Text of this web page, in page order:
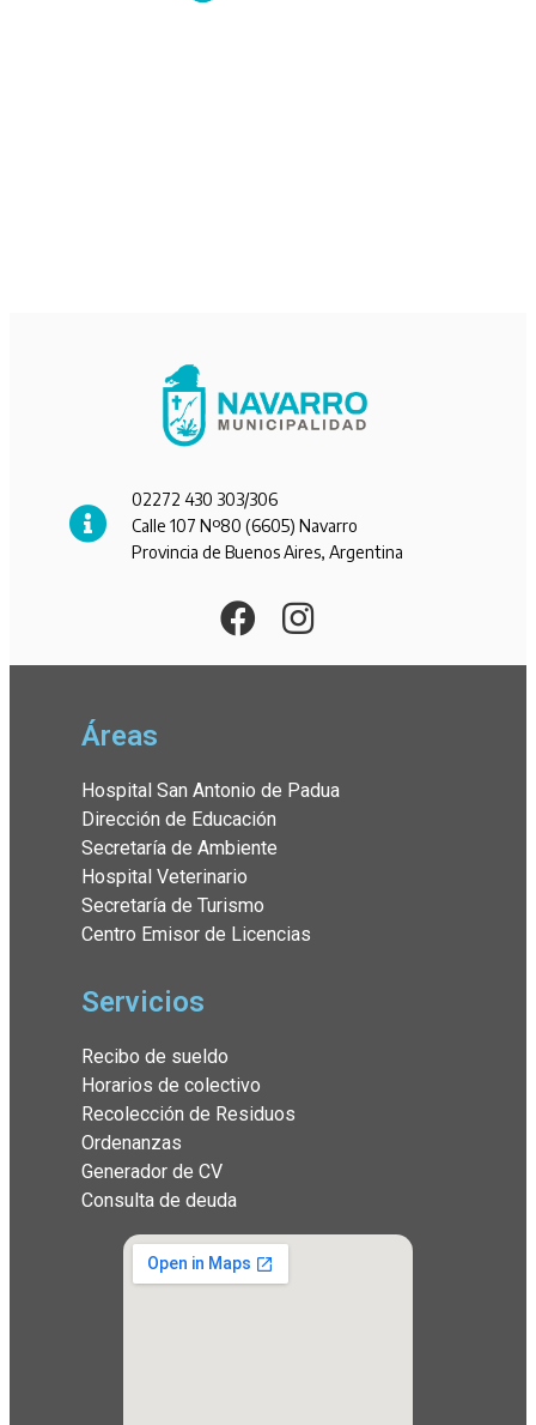
02272 430 303/306
Calle 107 Nº80 (6605) Navarro
Provincia de Buenos Aires, Argentina
Áreas
Hospital San Antonio de Padua
Dirección de Educación
Secretaría de Ambiente
Hospital Veterinario
Secretaría de Turismo
Centro Emisor de Licencias
Servicios
Recibo de sueldo
Horarios de colectivo
Recolección de Residuos
Ordenanzas
Generador de CV
Consulta de deuda